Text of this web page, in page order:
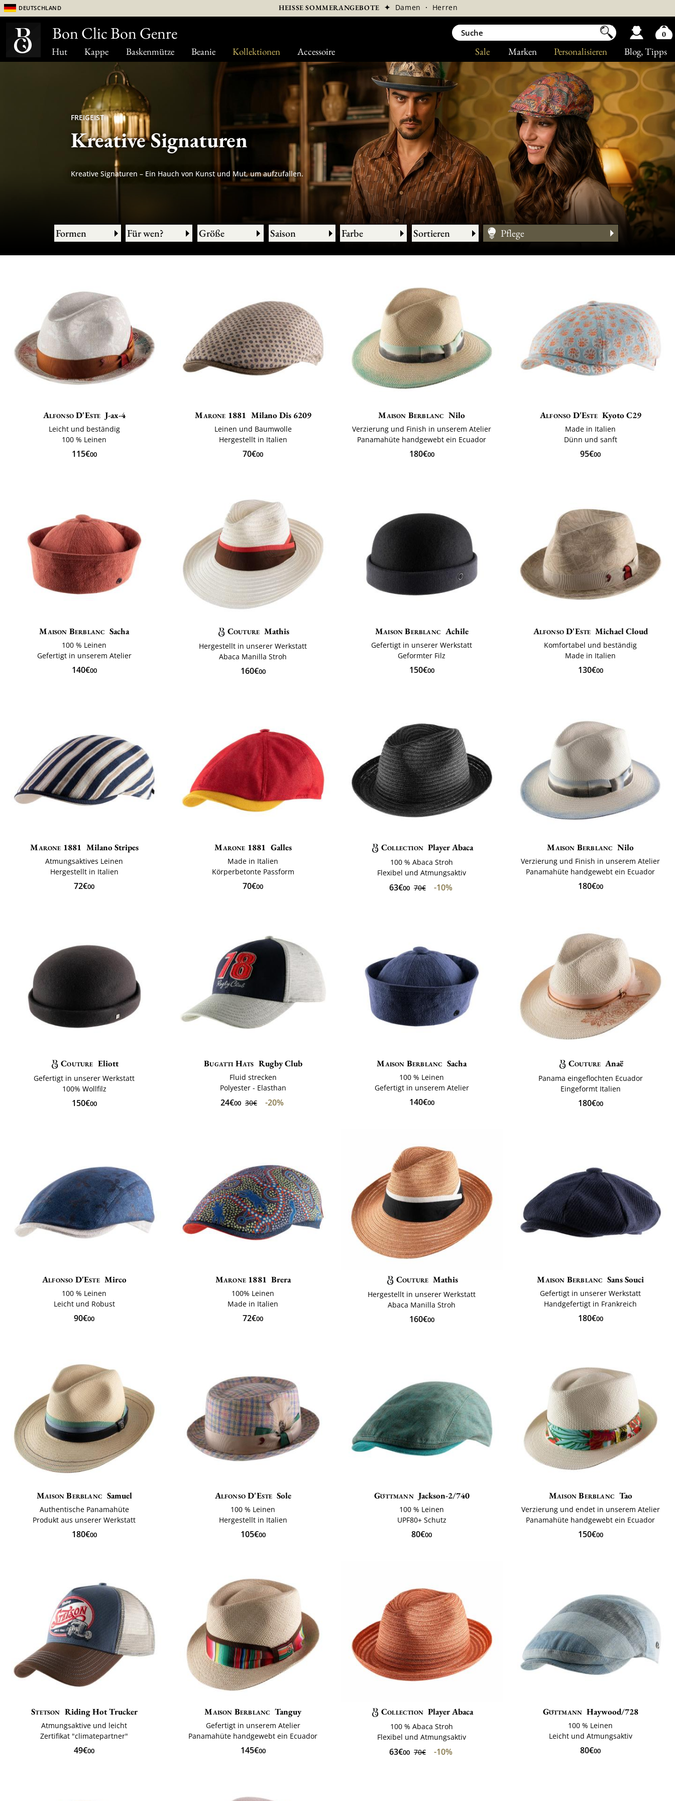
Hut Kappe Baskenmütze Beanie Kollektionen Accessoire Blog, Tipps
Personalisieren
Marken
Sale
Deutschland HEISSE SOMMERANGEBOTE ✦ Damen · Herren
FREIGEIST
Kreative Signaturen
Kreative Signaturen – Ein Hauch von Kunst und Mut, um aufzufallen.
Formen Für wen? Größe Saison Farbe Sortieren
Pflege
Größentabelle
Alfonso D'Este J-ax-4
Leicht und beständig
100 % Leinen
115€00
Marone 1881 Milano Dis 6209
Leinen und Baumwolle
Hergestellt in Italien
70€00
Maison Berblanc Nilo
Verzierung und Finish in unserem Atelier
Panamahüte handgewebt ein Ecuador
180€00
Alfonso D'Este Kyoto C29
Made in Italien
Dünn und sanft
95€00
Maison Berblanc Sacha
100 % Leinen
Gefertigt in unserem Atelier
140€00
Couture Mathis
Hergestellt in unserer Werkstatt
Abaca Manilla Stroh
160€00
Maison Berblanc Achile
Gefertigt in unserer Werkstatt
Geformter Filz
150€00
Alfonso D'Este Michael Cloud
Komfortabel und beständig
Made in Italien
130€00
Marone 1881 Milano Stripes
Atmungsaktives Leinen
Hergestellt in Italien
72€00
Marone 1881 Galles
Made in Italien
Körperbetonte Passform
70€00
Collection Player Abaca
100 % Abaca Stroh
Flexibel und Atmungsaktiv
63€00 70€ -10%
Maison Berblanc Nilo
Verzierung und Finish in unserem Atelier
Panamahüte handgewebt ein Ecuador
180€00
Couture Eliott
Gefertigt in unserer Werkstatt
100% Wollfilz
150€00
Bugatti Hats Rugby Club
Fluid strecken
Polyester - Elasthan
24€00 30€ -20%
Maison Berblanc Sacha
100 % Leinen
Gefertigt in unserem Atelier
140€00
Couture Anaë
Panama eingeflochten Ecuador
Eingeformt Italien
180€00
Alfonso D'Este Mirco
100 % Leinen
Leicht und Robust
90€00
Marone 1881 Brera
100% Leinen
Made in Italien
72€00
Couture Mathis
Hergestellt in unserer Werkstatt
Abaca Manilla Stroh
160€00
Maison Berblanc Sans Souci
Gefertigt in unserer Werkstatt
Handgefertigt in Frankreich
180€00
Maison Berblanc Samuel
Authentische Panamahüte
Produkt aus unserer Werkstatt
180€00
Alfonso D'Este Sole
100 % Leinen
Hergestellt in Italien
105€00
Göttmann Jackson-2/740
100 % Leinen
UPF80+ Schutz
80€00
Maison Berblanc Tao
Verzierung und endet in unserem Atelier
Panamahüte handgewebt ein Ecuador
150€00
Stetson Riding Hot Trucker
Atmungsaktive und leicht
Zertifikat "climatepartner"
49€00
Maison Berblanc Tanguy
Gefertigt in unserem Atelier
Panamahüte handgewebt ein Ecuador
145€00
Collection Player Abaca
100 % Abaca Stroh
Flexibel und Atmungsaktiv
63€00 70€ -10%
Göttmann Haywood/728
100 % Leinen
Leicht und Atmungsaktiv
80€00
Bon Clic Bon Genre 0